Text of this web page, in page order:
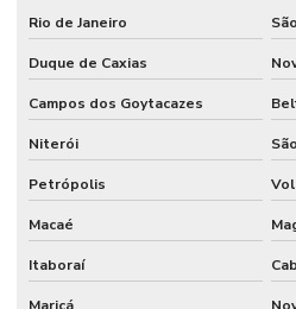
Rio de Janeiro
Duque de Caxias
Campos dos Goytacazes
Niterói
Petrópolis
Macaé
Itaboraí